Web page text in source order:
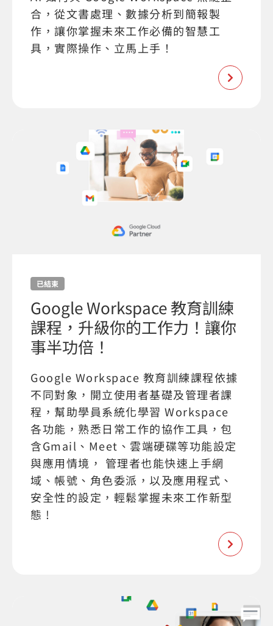
合，從文書處理、數據分析到簡報製
作，讓你掌握未來工作必備的智慧工
具，實際操作、立馬上手！
已結束
Google Workspace 教育訓練
課程，升級你的工作力！讓你
事半功倍！
Google Workspace 教育訓練課程依據
不同對象，開立使用者基礎及管理者課
程，幫助學員系統化學習 Workspace
各功能，熟悉日常工作的協作工具，包
含Gmail、Meet、雲端硬碟等功能設定
與應用情境， 管理者也能快速上手網
域、帳號、角色委派，以及應用程式、
安全性的設定，輕鬆掌握未來工作新型
態 !